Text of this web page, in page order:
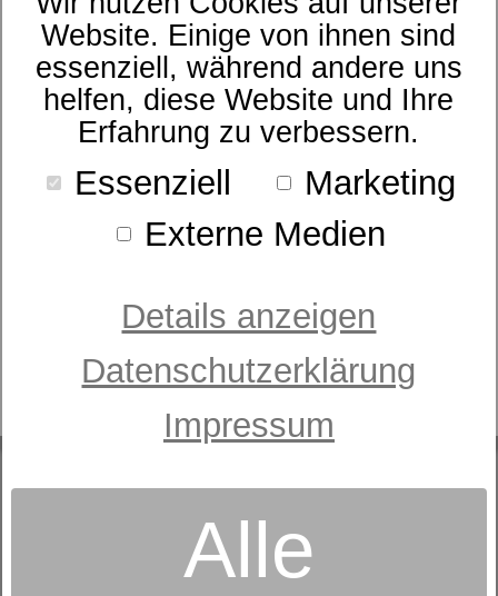
Sympathica Comfort RF
ab 369,00 €
Website. Einige von ihnen sind
essenziell, während andere uns
helfen, diese Website und Ihre
Erfahrung zu verbessern.
Essenziell
Marketing
Externe Medien
Details anzeigen
Datenschutzerklärung
Impressum
Alle